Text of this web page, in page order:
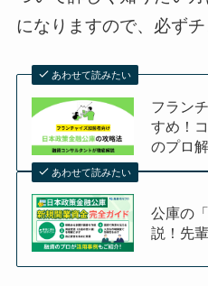
になりますので、必ずチ
あわせて読みたい
フラン
すめ！
のプロ解
あわせて読みたい
公庫の
説！先